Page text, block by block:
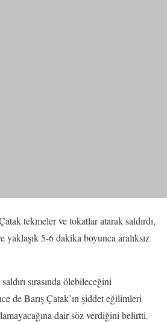
tekmeler ve tokatlar atarak saldırdı,
yaklaşık 5-6 dakika boyunca aralıksız
sırasında ölebileceğini
de Barış Çatak’ın şiddet eğilimleri
dair söz verdiğini belirtti.